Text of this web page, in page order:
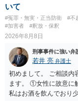
いて
#冤罪・無実・正当防衛 #不
#加害者
#釈放・保釈
2026年8月8日
刑事事件に強い弁
若井 亮 弁護士
初めまして。 ご相談内
ます。 ①女性に故意に
私はお酒を飲んでおり